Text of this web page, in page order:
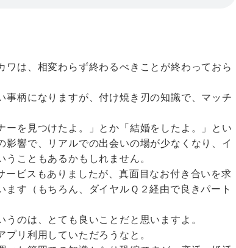
は、相変わらず終わるべきことが終わっておら
柄になりますが、付け焼き刃の知識で、マッチ
を見つけたよ。」とか「結婚をしたよ。」とい
響で、リアルでの出会いの場が少なくなり、イ
こともあるかもしれません。
ビスもありましたが、真面目なお付き合いを求
す（もちろん、ダイヤルＱ２経由で良きパート
のは、とても良いことだと思いますよ。
リ利用していただろうなと。